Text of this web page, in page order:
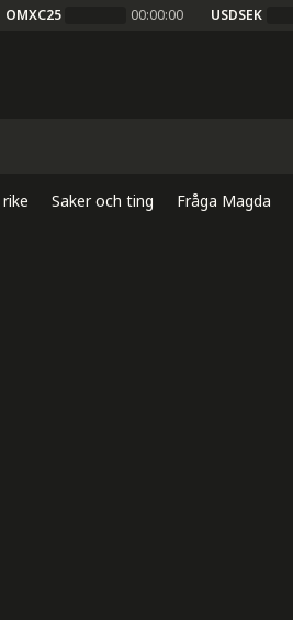
OMXC25 00:00:00 USDSEK
Saker och ting Fråga Magda